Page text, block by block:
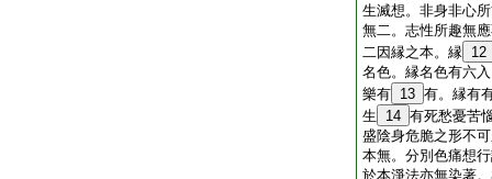
生滅想。非身非心
無二。志性所趣無
二因縁之本。縁 12
名色。縁名色有六
樂有 13 有。縁有
生
14 有死愁憂苦
盛陰身危脆之形不
本無。分別色痛想
於本淨法亦無染著